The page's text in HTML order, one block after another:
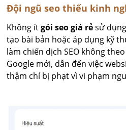
Đội ngũ seo thiếu kinh
Không ítgói seo giá rẻsử
tạo bài bản hoặc áp dụng kỹ
làm chiến dịch SEO không
Google mới, dẫn đến việc
thậm chí bị phạt vì vi phạm